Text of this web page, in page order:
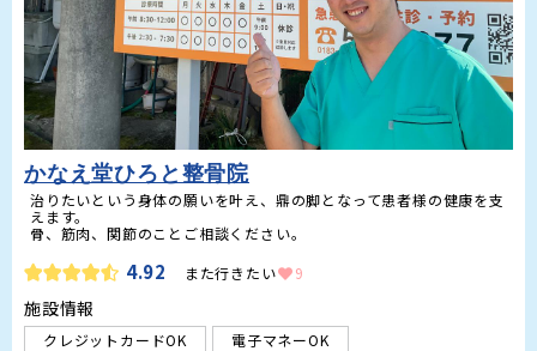
かなえ堂ひろと整骨院
治りたいという身体の願いを叶え、鼎の脚となって患者様の健康を支
えます。
4.92 また行きたい 9
施設情報
クレジットカードOK
電子マネーOK